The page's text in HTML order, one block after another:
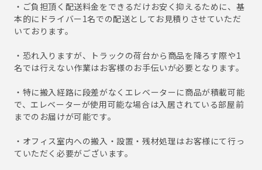
・ご負担頂く配送料金をできるだけお安く抑えるために、基
本的にドライバー1名での配送としてお見積りさせていただ
いております。
・恐れ入りますが、トラックの荷台から商品を降ろす際や1
名では行えない作業はお客様のお手伝いが必要となります。
・特に搬入経路に段差がなくエレベーターに商品が積載可能
で、エレベーターが使用可能な場合は入居されている部屋前
までのお届けが可能です。
・オフィス室内への搬入・設置・残材処理はお客様にて行っ
ていただく必要がございます。